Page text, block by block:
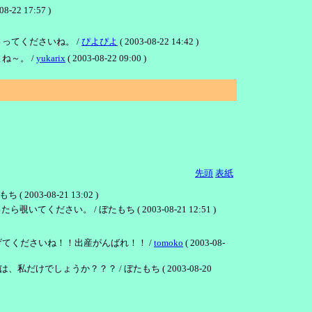
22 17:57 )
てくださいね。 / ぴよぴよ ( 2003-08-22 14:42 )
～。 / yukarix ( 2003-08-22 09:00 )
先頭 表紙
ち ( 2003-08-21 13:02 )
ら覗いてください。 / ぼたもち ( 2003-08-21 12:51 )
くださいね！！出産がんばれ！！ / tomoko ( 2003-08-
私だけでしょうか？？？ / ぼたもち ( 2003-08-20